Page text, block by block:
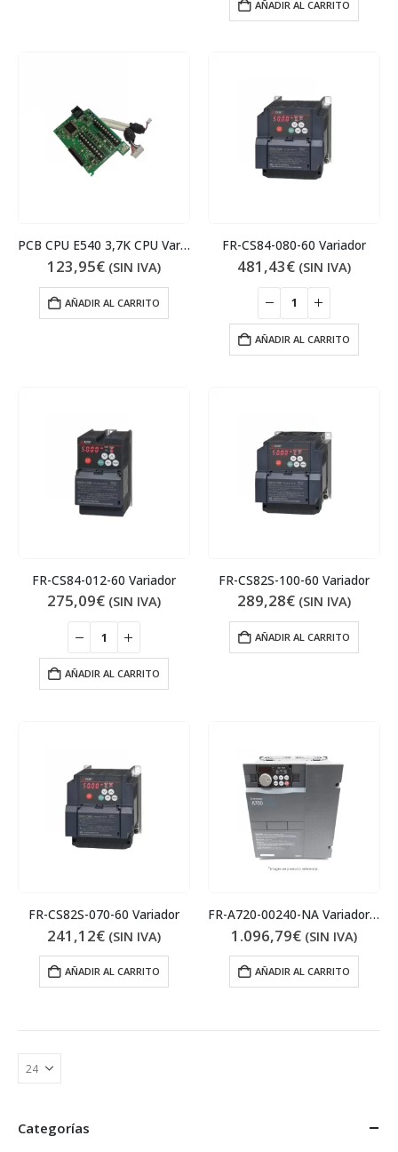
AÑADIR AL CARRITO
PCB CPU E540 3,7K CPU Variador
123,95€ (SIN IVA)
AÑADIR AL CARRITO
FR-CS84-080-60 Variador
481,43€ (SIN IVA)
AÑADIR AL CARRITO
FR-CS84-012-60 Variador
275,09€ (SIN IVA)
AÑADIR AL CARRITO
FR-CS82S-100-60 Variador
289,28€ (SIN IVA)
AÑADIR AL CARRITO
FR-CS82S-070-60 Variador
241,12€ (SIN IVA)
AÑADIR AL CARRITO
FR-A720-00240-NA Variador de frecuencia
1.096,79€ (SIN IVA)
AÑADIR AL CARRITO
Categorías